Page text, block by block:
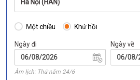
Hà Nội (HAN)
Một chiều Khứ hồi
Ngày đi
Âm lịch: Thứ năm 24/6
Ngày về